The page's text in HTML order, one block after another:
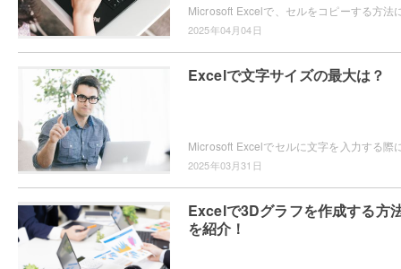
2025年04月04日
Excelで文字サイズの最大は？
2025年03月31日
Excelで3Dグラフを作成する方
を紹介！